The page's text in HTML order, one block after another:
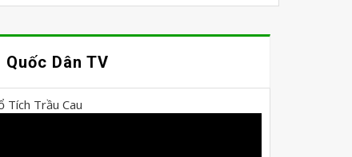
Quốc Dân TV
Tích Trầu Cau